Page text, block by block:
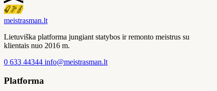
meistrasman.lt
Lietuviška platforma jungiant statybos ir remonto meistrus su
klientais nuo 2016 m.
0 633 44344 info@meistrasman.lt
Platforma